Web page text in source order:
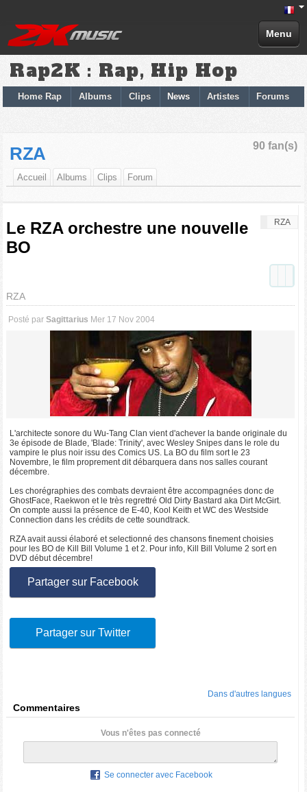
Menu
Rap2K : Rap, Hip Hop
Home Rap Albums Clips News Artistes Forums
90 fan(s)
RZA
Accueil Albums Clips Forum
RZA
Le RZA orchestre une nouvelle
BO
RZA
Posté parSagittarius Mer 17 Nov 2004
L'architecte sonore du Wu-Tang Clan vient d'achever la bande originale du
3e épisode de Blade, 'Blade: Trinity', avec Wesley Snipes dans le role du
vampire le plus noir issu des Comics US. La BO du film sort le 23
Novembre, le film proprement dit débarquera dans nos salles courant
décembre.
Les chorégraphies des combats devraient être accompagnées donc de
GhostFace, Raekwon et le très regrettré Old Dirty Bastard aka Dirt McGirt.
On compte aussi la présence de E-40, Kool Keith et WC des Westside
Connection dans les crédits de cette soundtrack.
RZA avait aussi élaboré et selectionné des chansons finement choisies
pour les BO de Kill Bill Volume 1 et 2. Pour info, Kill Bill Volume 2 sort en
DVD début décembre!
Partager sur Facebook
Partager sur Twitter
Dans d'autres langues
Commentaires
Vous n'êtes pas connecté
Se connecter avec Facebook